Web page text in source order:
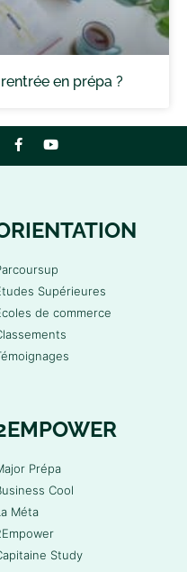
en prépa ?
Supérieures
de commerce
Prépa
Cool
Méta
Study